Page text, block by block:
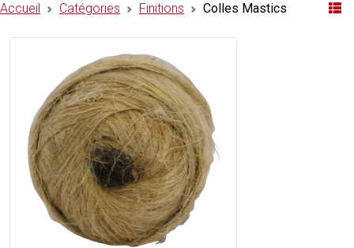
Accueil Catégories Finitions Colles Mastics